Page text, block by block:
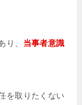
り、 当事者意識
を取りたくない